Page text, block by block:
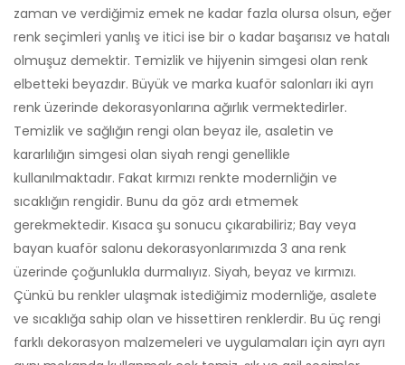
zaman ve verdiğimiz emek ne kadar fazla olursa olsun, eğer
renk seçimleri yanlış ve itici ise bir o kadar başarısız ve hatalı
olmuşuz demektir. Temizlik ve hijyenin simgesi olan renk
elbetteki beyazdır. Büyük ve marka kuaför salonları iki ayrı
renk üzerinde dekorasyonlarına ağırlık vermektedirler.
Temizlik ve sağlığın rengi olan beyaz ile, asaletin ve
kararlılığın simgesi olan siyah rengi genellikle
kullanılmaktadır. Fakat kırmızı renkte modernliğin ve
sıcaklığın rengidir. Bunu da göz ardı etmemek
gerekmektedir. Kısaca şu sonucu çıkarabiliriz; Bay veya
bayan kuaför salonu dekorasyonlarımızda 3 ana renk
üzerinde çoğunlukla durmalıyız. Siyah, beyaz ve kırmızı.
Çünkü bu renkler ulaşmak istediğimiz modernliğe, asalete
ve sıcaklığa sahip olan ve hissettiren renklerdir. Bu üç rengi
farklı dekorasyon malzemeleri ve uygulamaları için ayrı ayrı